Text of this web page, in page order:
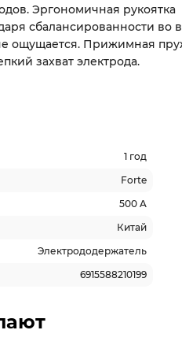
Эргономичная рукоятка
сбалансированности во
ощущается. Прижимная
захват электрода.
1 год
Forte
500 A
Китай
Электрододержатель
6915588210199